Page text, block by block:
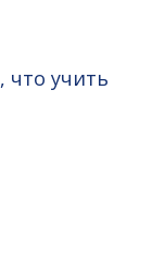
что учить